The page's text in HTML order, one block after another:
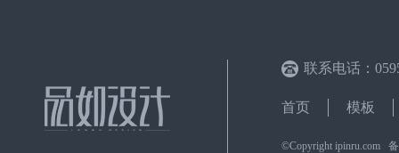
联系电话：
首页 模板
©Copyright ipinru.com